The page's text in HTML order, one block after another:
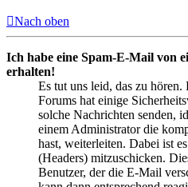
Nach oben
Ich habe eine Spam-E-Mail von
erhalten!
Es tut uns leid, das zu
Forums hat einige
solche Nachrichten senden,
einem Administrator die
hast, weiterleiten. Dabei ist
(Headers) mitzuschicken.
Benutzer, der die E-Mail